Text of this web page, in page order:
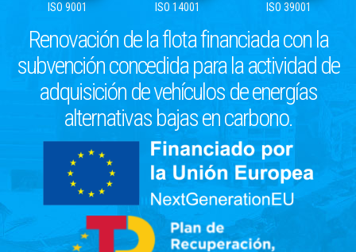
ISO 9001 ISO 14001 ISO 39001
Renovación de la flota financiada con la
subvención concedida para la actividad de
adquisición de vehículos de energías
alternativas bajas en carbono.